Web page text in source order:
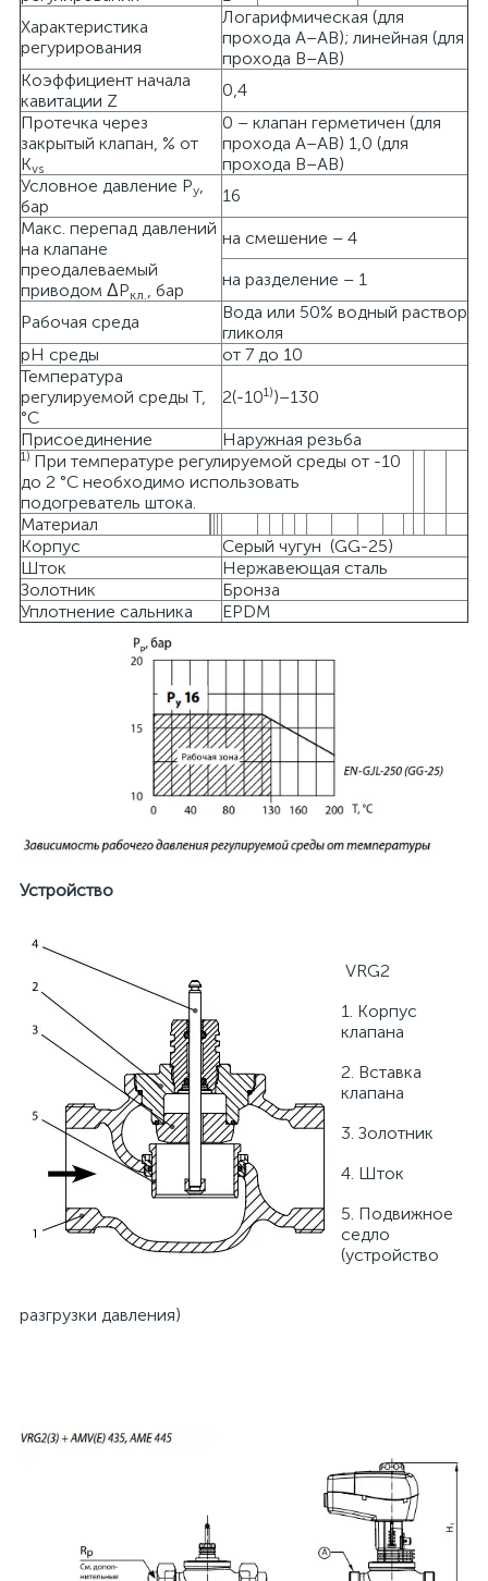
Характеристика
регурирования
Логарифмическая (для
прохода А–АВ); линейная (для
прохода В–АВ)
Коэффициент начала
кавитации Z
0,4
Протечка через
закрытый клапан, % от
Kvs
0 – клапан герметичен (для
прохода А–АВ) 1,0 (для
прохода В–АВ)
Условное давление Ру,
бар
16
Макс. перепад давлений
на клапане
преодалеваемый
приводом ΔРкл., бар
на смешение – 4
на разделение – 1
Рабочая среда
Вода или 50% водный раствор
гликоля
pH среды
от 7 до 10
Температура
регулируемой среды Т,
°С
2(-101))–130
Присоединение Наружная резьба
1) При температуре регулируемой среды от -10
до 2 °С необходимо использовать
подогреватель штока.
Материал
Корпус
Серый чугун (GG-25)
Шток
Нержавеющая сталь
Золотник
Бронза
Уплотнение сальника
EPDM
Устройство
VRG2
1. Корпус
клапана
2. Вставка
клапана
3. Золотник
4. Шток
5. Подвижное
седло
(устройство
разгрузки давления)